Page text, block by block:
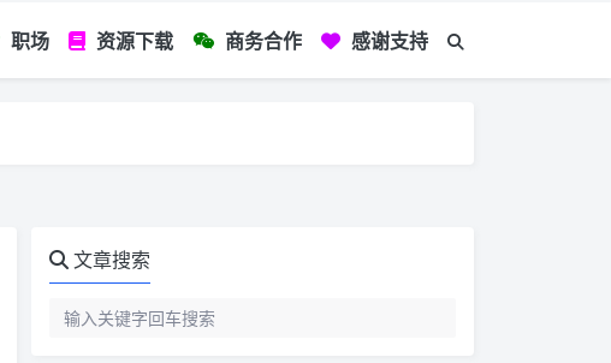
职场 资源下载 商务合作 感谢支持
文章搜索